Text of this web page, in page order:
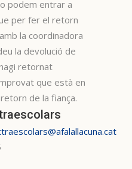
podem entrar a
per fer el retorn
la coordinadora
la devolució de
retornat
que està en
de la fiança.